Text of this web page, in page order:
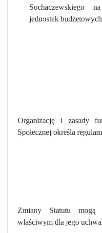
Sochaczewskiego
jednostek
Organizację i zasady
Społecznej określa
Zmiany Statutu mogą
właściwym dla jego